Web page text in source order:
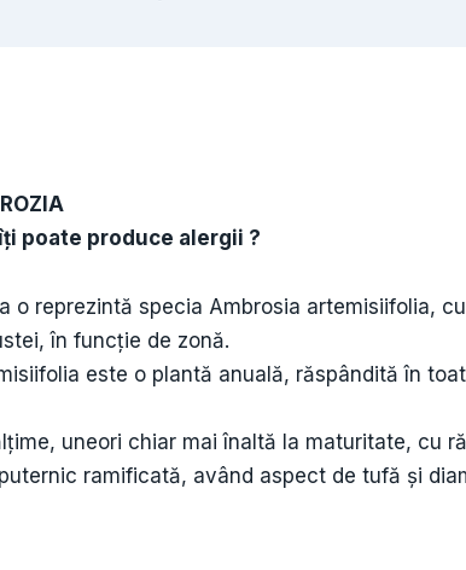
poate produce alergii ?
o reprezintă specia Ambrosia artemisiifolia,
în funcție de zonă.
este o plantă anuală, răspândită în
uneori chiar mai înaltă la maturitate, cu
ramificată, având aspect de tufă și